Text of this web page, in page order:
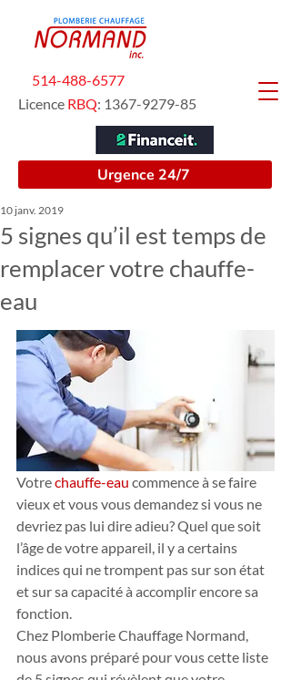
514-488-6577
Licence RBQ: 1367-9279-85
Urgence 24/7
5 signes qu’il est temps de
remplacer votre chauffe-
eau
10 janv. 2019
Votre chauffe-eau commence à se faire
vieux et vous vous demandez si vous ne
devriez pas lui dire adieu? Quel que soit
l’âge de votre appareil, il y a certains
indices qui ne trompent pas sur son état
et sur sa capacité à accomplir encore sa
fonction.
Chez Plomberie Chauffage Normand,
nous avons préparé pour vous cette liste